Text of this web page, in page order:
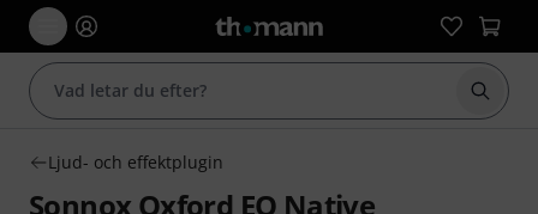
Börja
Ljud- och effektplugin
Sonnox Oxford EQ Native